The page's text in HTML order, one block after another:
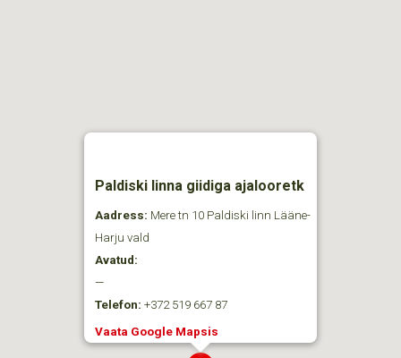
Paldiski linna giidiga ajalooretk
Aadress: Mere tn 10 Paldiski linn Lääne-
Harju vald
Avatud:
—
Telefon: +372 519 667 87
Vaata Google Mapsis